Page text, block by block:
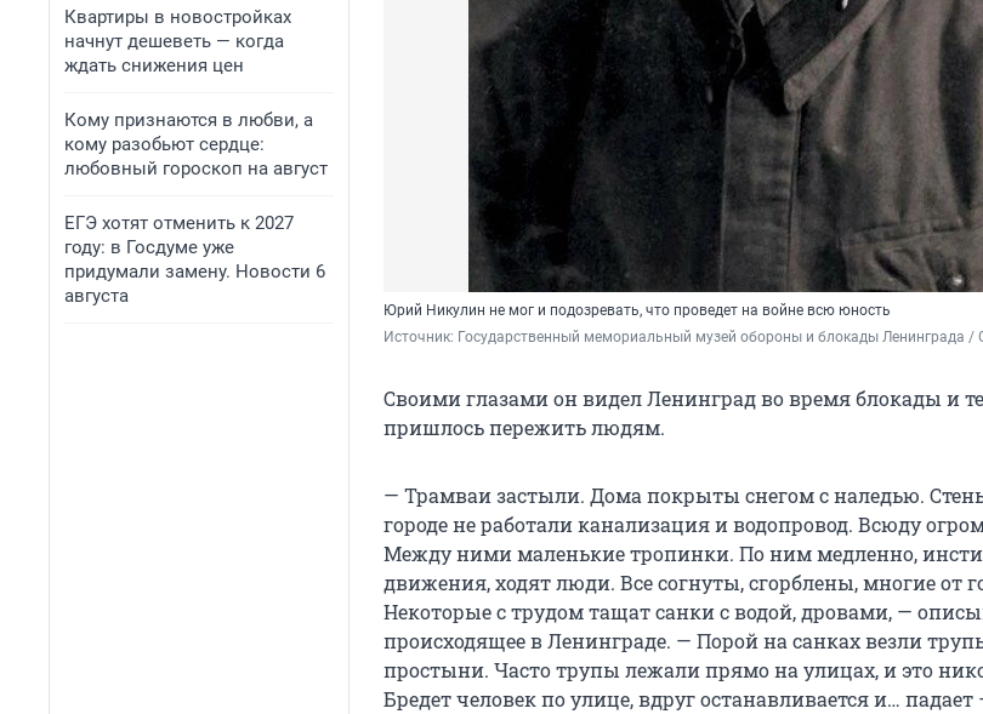
Квартиры в новостройках
начнут дешеветь — когда
ждать снижения цен
Кому признаются в любви, а
кому разобьют сердце:
любовный гороскоп на август
ЕГЭ хотят отменить к 2027
году: в Госдуме уже
придумали замену. Новости 6
августа
Юрий Никулин не мог и подозревать, что проведет на войне всю юность
Источник: Государственный мемориальный музей обороны и блокады Ленинграда /
Своими глазами он видел Ленинград во время блокады и
пришлось пережить людям.
— Трамваи застыли. Дома покрыты снегом с наледью.
городе не работали канализация и водопровод. Всюду
Между ними маленькие тропинки. По ним медленно,
движения, ходят люди. Все согнуты, сгорблены, многие от
Некоторые с трудом тащат санки с водой, дровами, —
происходящее в Ленинграде. — Порой на санках везли
простыни. Часто трупы лежали прямо на улицах, и это
Бредет человек по улице, вдруг останавливается и… падает